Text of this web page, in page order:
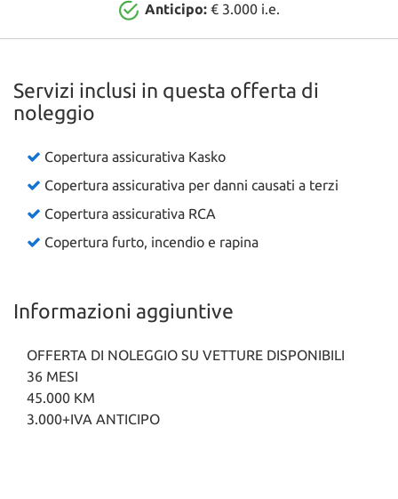
Anticipo: € 3.000 i.e.
Servizi inclusi in questa offerta di
noleggio
Copertura assicurativa Kasko
Copertura assicurativa per danni causati a terzi
Copertura assicurativa RCA
Copertura furto, incendio e rapina
Informazioni aggiuntive
OFFERTA DI NOLEGGIO SU VETTURE DISPONIBILI
36 MESI
45.000 KM
3.000+IVA ANTICIPO
funzionamento
di
questi
di
si
rimanda
cookie
e
le
scelte
in
qualsiasi